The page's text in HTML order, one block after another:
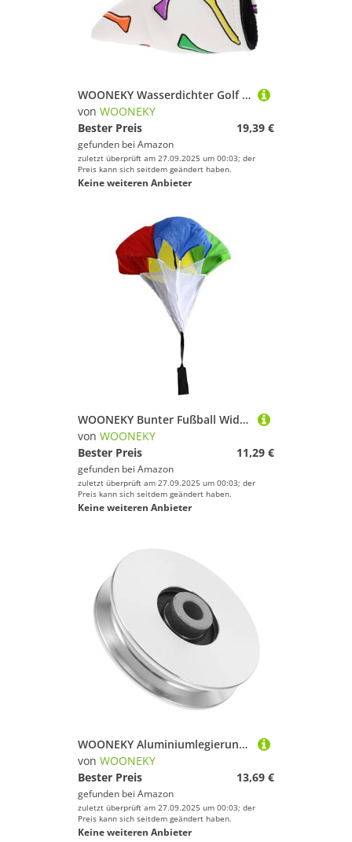
WOONEKY Wasserdichter Golf Driver Headcover mit Golfball-Stickerei Plüschfutter Schützt Holzschläger Einfach Anzubringen Golfclub Schutzhülle für Herren und Damen
von WOONEKY
Bester Preis
19,39 €
gefunden bei Amazon
zuletzt überprüft am 27.09.2025 um 00:03; der
Preis kann sich seitdem geändert haben.
Keine weiteren Anbieter
WOONEKY Bunter Fußball Widerstands Fallschirm aus Polyester mit Netzpanel Krafttraining Schirm für Erhöht Laufgeschwindigkeit Ausdauer und Stärke Beim Sprint und Ausdauertraining
von WOONEKY
Bester Preis
11,29 €
gefunden bei Amazon
zuletzt überprüft am 27.09.2025 um 00:03; der
Preis kann sich seitdem geändert haben.
Keine weiteren Anbieter
WOONEKY Aluminiumlegierung Riemenscheibe Pulley für Fitnessgeräte Lager Ersatzteil für Kabelmaschinen und Widerstandstrainer Stabil Leicht Hohe Tragkraft
von WOONEKY
Bester Preis
13,69 €
gefunden bei Amazon
zuletzt überprüft am 27.09.2025 um 00:03; der
Preis kann sich seitdem geändert haben.
Keine weiteren Anbieter